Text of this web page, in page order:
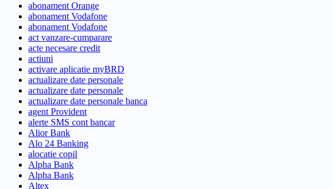
abonament Orange
abonament Vodafone
abonament Vodafone
act vanzare-cumparare
acte necesare credit
actiuni
activare aplicatie myBRD
actualizare date personale
actualizare date personale
actualizare date personale banca
agent Provident
alerte SMS cont bancar
Alior Bank
Alo 24 Banking
alocatie copil
Alpha Bank
Alpha Bank
Altex